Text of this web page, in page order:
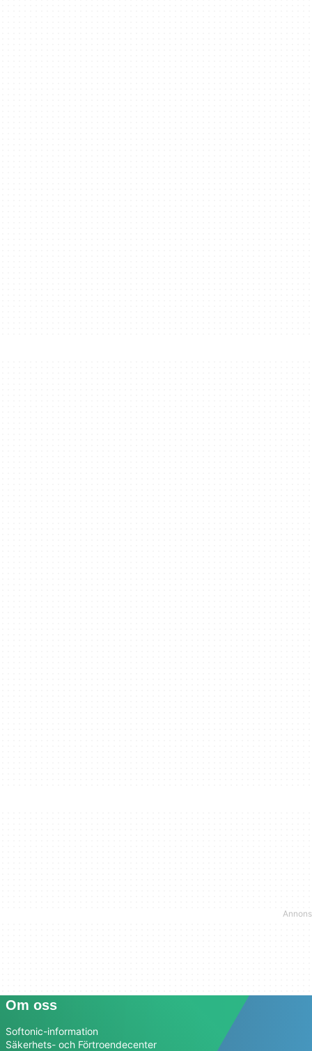
Om oss
Softonic-information
Säkerhets- och Förtroendecenter